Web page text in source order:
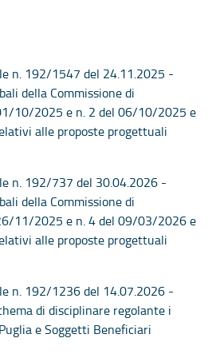
n. 192/1547 del 24.11.2025 -
della Commissione di
10/2025 e n. 2 del 06/10/2025 e
alle proposte progettuali
n. 192/737 del 30.04.2026 -
della Commissione di
11/2025 e n. 4 del 09/03/2026 e
alle proposte progettuali
n. 192/1236 del 14.07.2026 -
di disciplinare regolante i
e Soggetti Beneficiari